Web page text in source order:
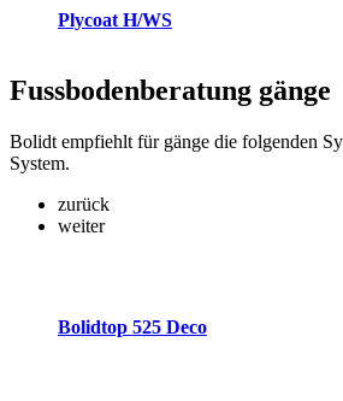
Plycoat H/WS
Fussbodenberatung gänge
Bolidt empfiehlt für gänge die folgenden
System.
zurück
weiter
Bolidtop 525 Deco